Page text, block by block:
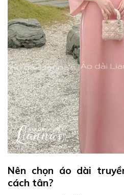
Nên chọn áo dài
cách tân?